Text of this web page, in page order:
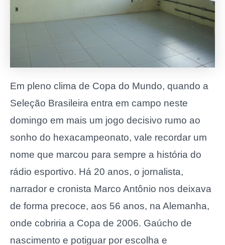
Em pleno clima de Copa do Mundo, quando a
Seleção Brasileira entra em campo neste
domingo em mais um jogo decisivo rumo ao
sonho do hexacampeonato, vale recordar um
nome que marcou para sempre a história do
rádio esportivo. Há 20 anos, o jornalista,
narrador e cronista Marco Antônio nos deixava
de forma precoce, aos 56 anos, na Alemanha,
onde cobriria a Copa de 2006. Gaúcho de
nascimento e potiguar por escolha e